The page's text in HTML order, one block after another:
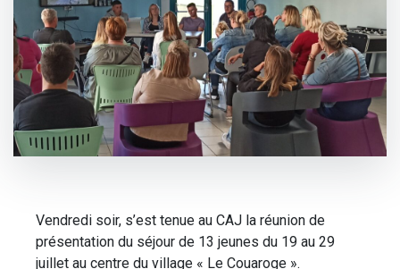
Vendredi soir, s’est tenue au CAJ la réunion de
présentation du séjour de 13 jeunes du 19 au 29
juillet au centre du village « Le Couaroge ».